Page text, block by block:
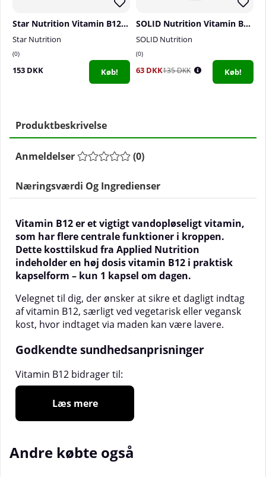
Star Nutrition Vitamin B12, 90 caps
Star Nutrition
0
153 DKK Køb!
SOLID Nutrition Vitamin B12, 90 caps
SOLID Nutrition
0
63 DKK135 DKK Køb!
Produktbeskrivelse
Anmeldelser (0)
Næringsværdi Og Ingredienser
Vitamin B12 er et vigtigt vandopløseligt vitamin,
som har flere centrale funktioner i kroppen.
Dette kosttilskud fra Applied Nutrition
indeholder en høj dosis vitamin B12 i praktisk
kapselform – kun 1 kapsel om dagen.
Velegnet til dig, der ønsker at sikre et dagligt indtag
af vitamin B12, særligt ved vegetarisk eller vegansk
kost, hvor indtaget via maden kan være lavere.
Godkendte sundhedsanprisninger
Vitamin B12 bidrager til:
normal energiomsætning
at reducere træthed og udmattelse
nervesystemets normale funktion
normal psykologisk funktion
Læs mere
Andre købte også